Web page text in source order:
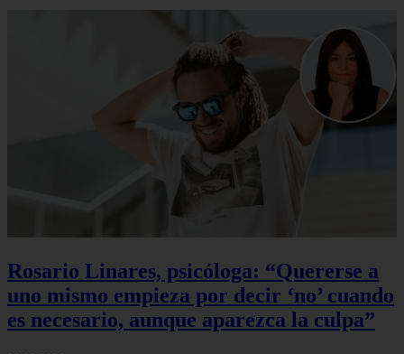
Rosario Linares, psicóloga: “Quererse a
uno mismo empieza por decir ‘no’ cuando
es necesario, aunque aparezca la culpa”